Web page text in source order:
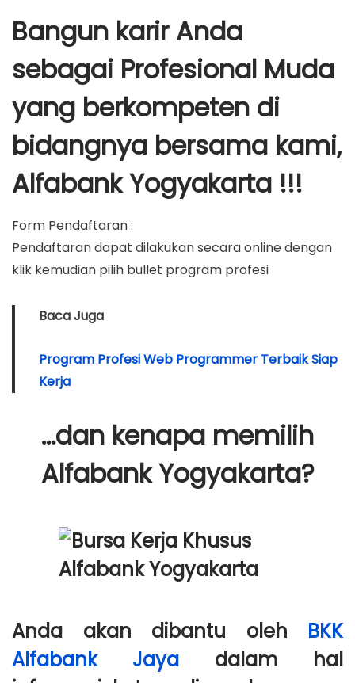
Bangun karir Anda
sebagai Profesional Muda
yang berkompeten di
bidangnya bersama kami,
Alfabank Yogyakarta !!!
Form Pendaftaran :
Pendaftaran dapat dilakukan secara online dengan
klik kemudian pilih bullet program profesi
Baca Juga
Program Profesi Web Programmer Terbaik Siap
Kerja
…dan kenapa memilih
Alfabank Yogyakarta?
Anda akan dibantu oleh BKK
Alfabank Jaya dalam hal